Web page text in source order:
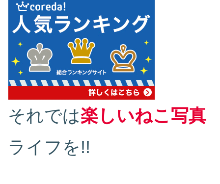
それでは楽しいねこ写真
ライフを!!